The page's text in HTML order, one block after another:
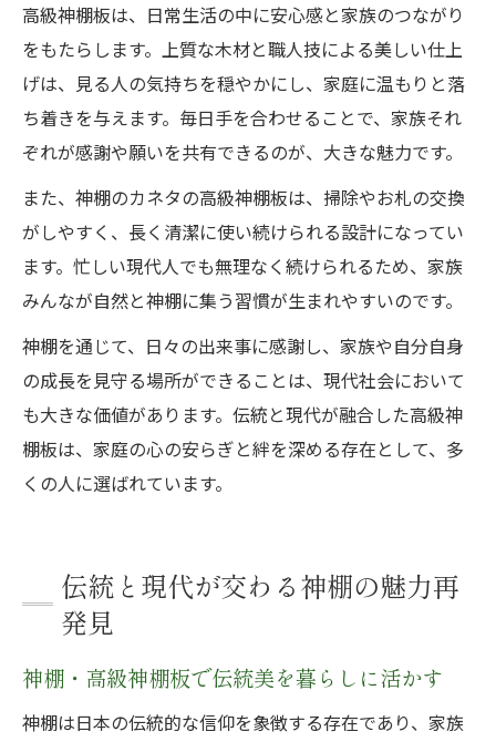
高級神棚板は、日常生活の中に安心感と家族のつながり
をもたらします。上質な木材と職人技による美しい仕上
げは、見る人の気持ちを穏やかにし、家庭に温もりと落
ち着きを与えます。毎日手を合わせることで、家族それ
ぞれが感謝や願いを共有できるのが、大きな魅力です。
また、神棚のカネタの高級神棚板は、掃除やお札の交換
がしやすく、長く清潔に使い続けられる設計になってい
ます。忙しい現代人でも無理なく続けられるため、家族
みんなが自然と神棚に集う習慣が生まれやすいのです。
神棚を通じて、日々の出来事に感謝し、家族や自分自身
の成長を見守る場所ができることは、現代社会において
も大きな価値があります。伝統と現代が融合した高級神
棚板は、家庭の心の安らぎと絆を深める存在として、多
くの人に選ばれています。
伝統と現代が交わる神棚の魅力再
発見
神棚・高級神棚板で伝統美を暮らしに活かす
神棚は日本の伝統的な信仰を象徴する存在であり、家族